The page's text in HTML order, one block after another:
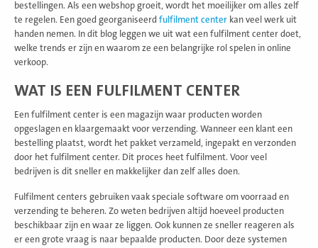
bestellingen. Als een webshop groeit, wordt het moeilijker om alles zelf
te regelen. Een goed georganiseerd fulfilment center kan veel werk uit
handen nemen. In dit blog leggen we uit wat een fulfilment center doet,
welke trends er zijn en waarom ze een belangrijke rol spelen in online
verkoop.
WAT IS EEN FULFILMENT CENTER
Een fulfilment center is een magazijn waar producten worden
opgeslagen en klaargemaakt voor verzending. Wanneer een klant een
bestelling plaatst, wordt het pakket verzameld, ingepakt en verzonden
door het fulfilment center. Dit proces heet fulfilment. Voor veel
bedrijven is dit sneller en makkelijker dan zelf alles doen.
Fulfilment centers gebruiken vaak speciale software om voorraad en
verzending te beheren. Zo weten bedrijven altijd hoeveel producten
beschikbaar zijn en waar ze liggen. Ook kunnen ze sneller reageren als
er een grote vraag is naar bepaalde producten. Door deze systemen